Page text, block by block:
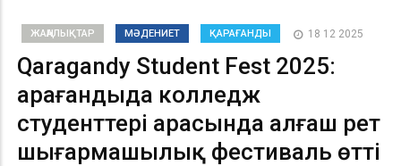
ЖАҢАЛЫҚТАР МӘДЕНИЕТ ҚАРАҒАНДЫ 18 12 2025
Qaragandy Student Fest 2025:
Қарағандыда колледж
студенттері арасында алғаш рет
шығармашылық фестиваль өтті